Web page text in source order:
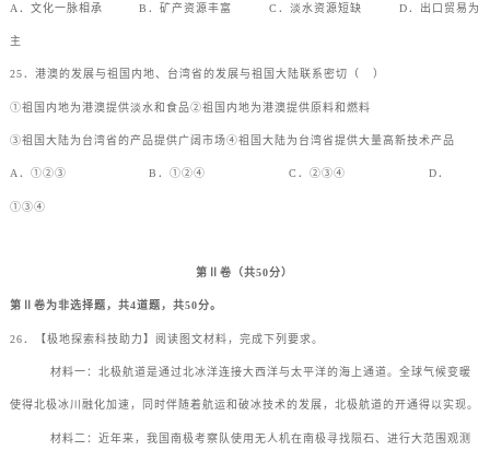
A．文化一脉相承 B．矿产资源丰富 C．淡水资源短缺 D．出口贸易为
主
25．港澳的发展与祖国内地、台湾省的发展与祖国大陆联系密切（ ）
①祖国内地为港澳提供淡水和食品②祖国内地为港澳提供原料和燃料
③祖国大陆为台湾省的产品提供广阔市场④祖国大陆为台湾省提供大量高新技术产品
A．①②③ B．①②④ C．②③④ D．
①③④
第Ⅱ卷（共50分）
第Ⅱ卷为非选择题，共4道题，共50分。
26．【极地探索科技助力】阅读图文材料，完成下列要求。
材料一：北极航道是通过北冰洋连接大西洋与太平洋的海上通道。全球气候变暖
使得北极冰川融化加速，同时伴随着航运和破冰技术的发展，北极航道的开通得以实现。
材料二：近年来，我国南极考察队使用无人机在南极寻找陨石、进行大范围观测